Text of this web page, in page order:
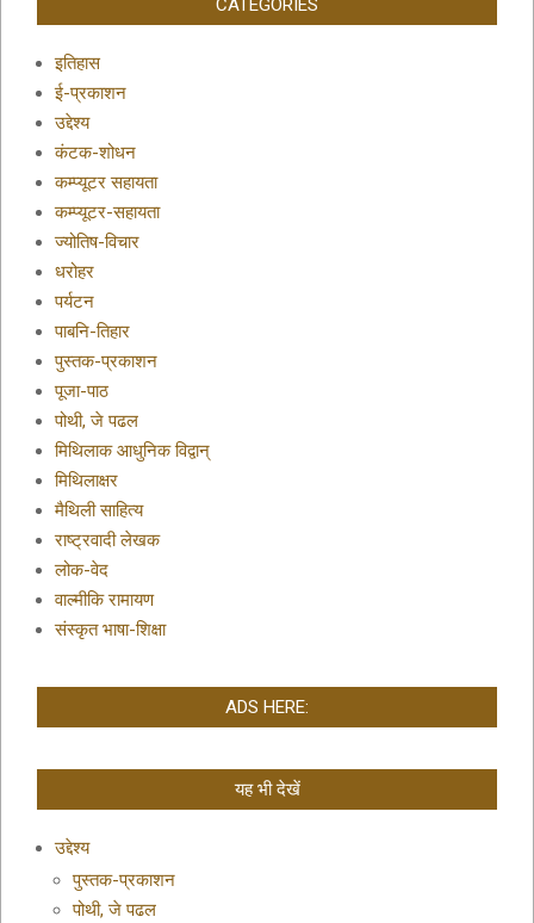
CATEGORIES
इतिहास
ई-प्रकाशन
उद्देश्य
कंटक-शोधन
कम्प्यूटर सहायता
कम्प्यूटर-सहायता
ज्योतिष-विचार
धरोहर
पर्यटन
पाबनि-तिहार
पुस्तक-प्रकाशन
पूजा-पाठ
पोथी, जे पढल
मिथिलाक आधुनिक विद्वान्
मिथिलाक्षर
मैथिली साहित्य
राष्ट्रवादी लेखक
लोक-वेद
वाल्मीकि रामायण
संस्कृत भाषा-शिक्षा
ADS HERE:
यह भी देखें
उद्देश्य
पुस्तक-प्रकाशन
पोथी, जे पढल